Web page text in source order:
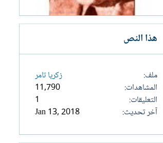
هذا النص
ملف
زكريا تامر
المشاهدات
11,790
التعليقات
1
آخر تحديث
Jan 13, 2018